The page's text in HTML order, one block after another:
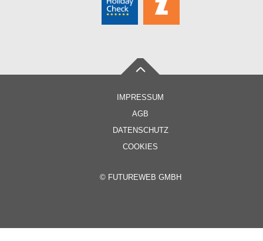
IMPRESSUM
AGB
DATENSCHUTZ
COOKIES
© FUTUREWEB GMBH